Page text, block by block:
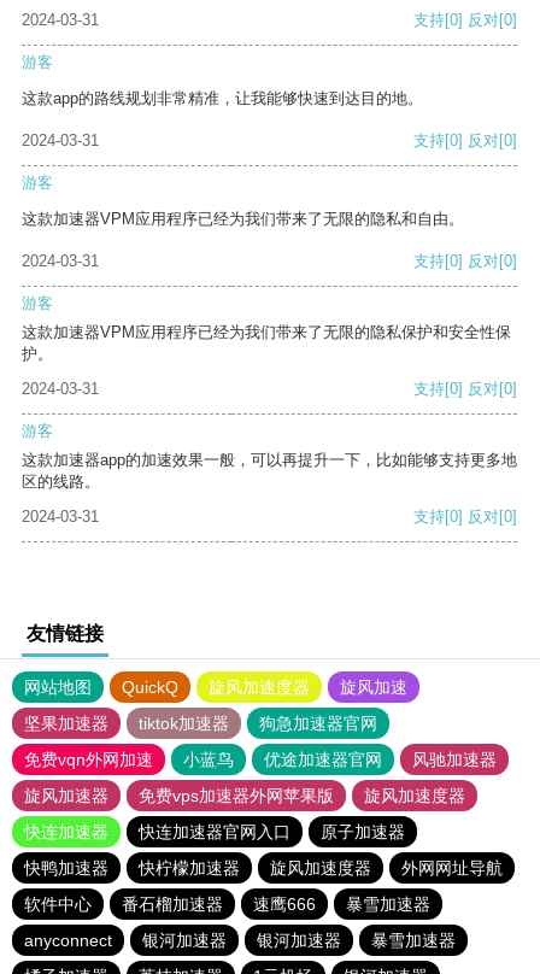
2024-03-31 支持[0] 反对[0]
游客
这款app的路线规划非常精准，让我能够快速到达目的地。
2024-03-31 支持[0] 反对[0]
游客
这款加速器VPM应用程序已经为我们带来了无限的隐私和自由。
2024-03-31 支持[0] 反对[0]
游客
这款加速器VPM应用程序已经为我们带来了无限的隐私保护和安全性保
护。
2024-03-31
支持[0] 反对[0]
游客
这款加速器app的加速效果一般，可以再提升一下，比如能够支持更多地
区的线路。
2024-03-31
支持[0] 反对[0]
友情链接
网站地图 QuickQ 旋风加速度器
旋风加速
坚果加速器
tiktok加速器
狗急加速器官网
免费vqn外网加速
小蓝鸟 优途加速器官网
风驰加速器
旋风加速器
免费vps加速器外网苹果版
旋风加速度器
快连加速器
快连加速器官网入口
原子加速器
快鸭加速器
快柠檬加速器 旋风加速度器
外网网址导航
软件中心
番石榴加速器 速鹰666
暴雪加速器
anyconnect
银河加速器 银河加速器
暴雪加速器